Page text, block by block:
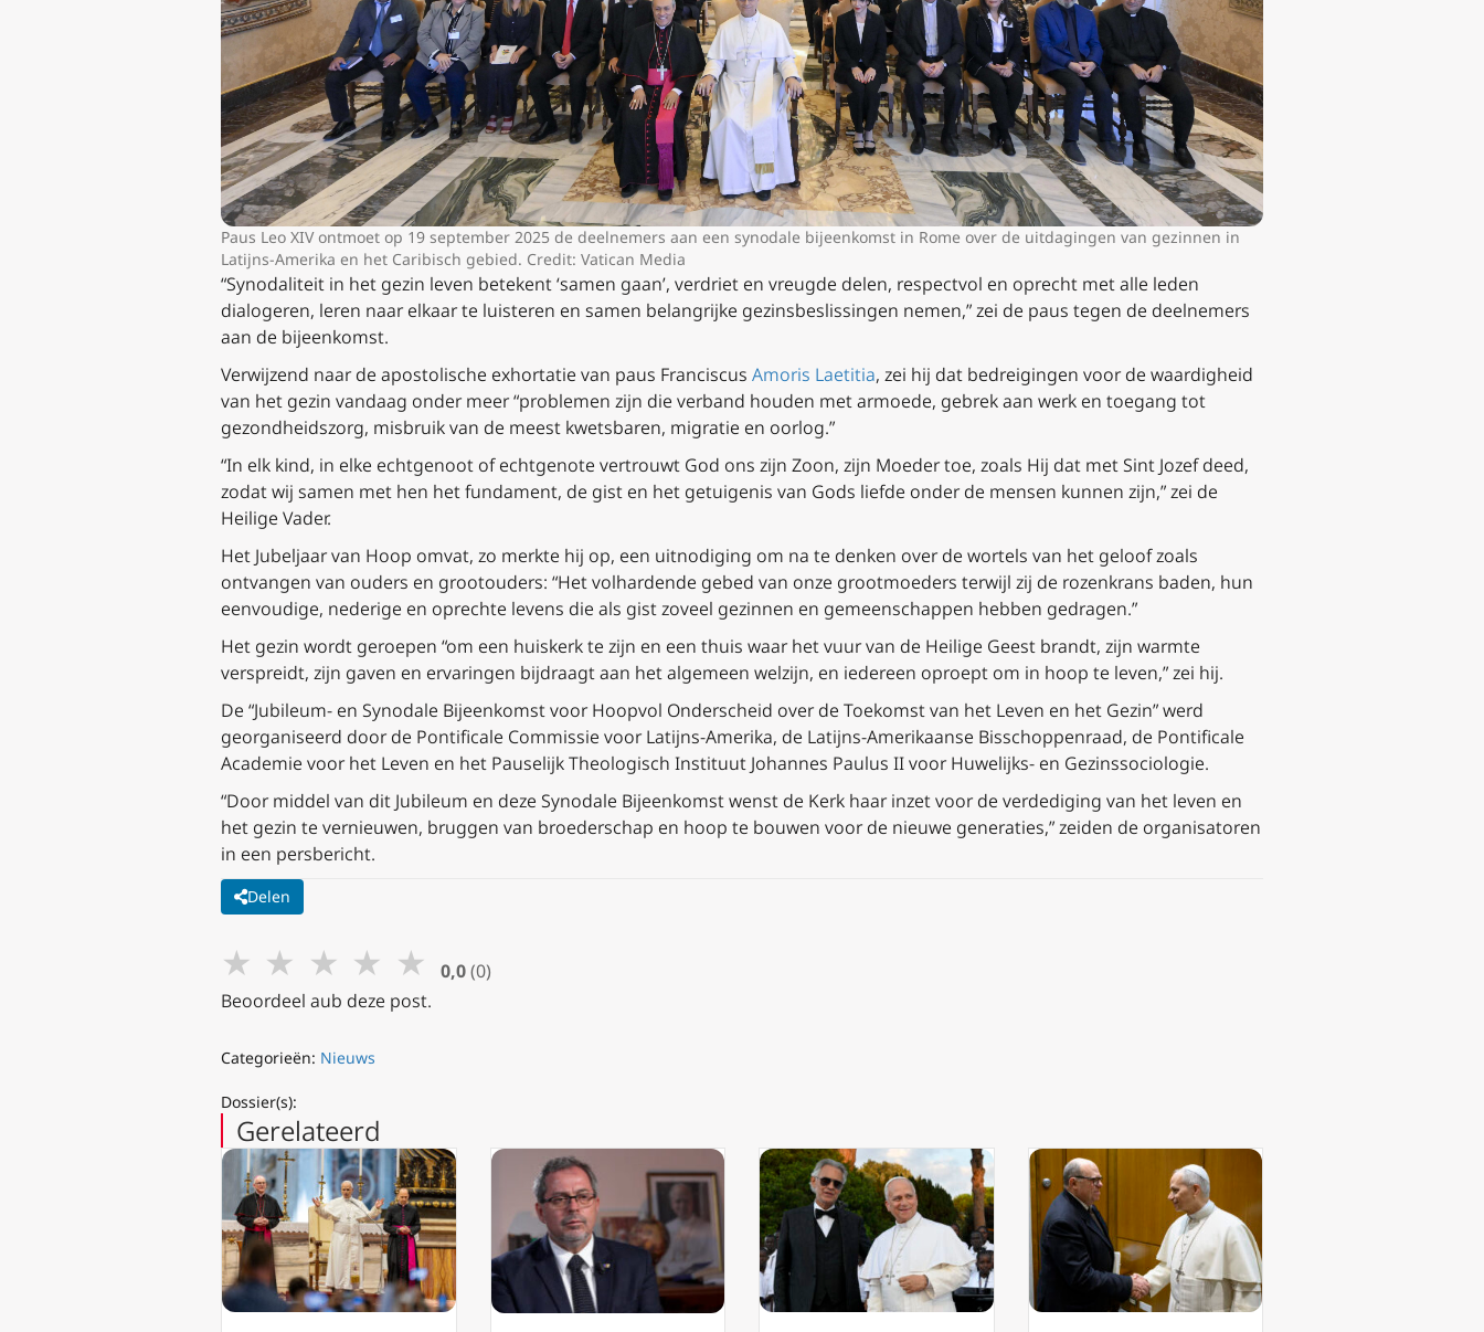
Paus Leo XIV ontmoet op 19 september 2025 de deelnemers aan een synodale bijeenkomst in Rome over de uitdagingen van gezinnen in
Latijns-Amerika en het Caribisch gebied. Credit: Vatican Media
“Synodaliteit in het gezin leven betekent ‘samen gaan’, verdriet en vreugde delen, respectvol en oprecht met alle leden
dialogeren, leren naar elkaar te luisteren en samen belangrijke gezinsbeslissingen nemen,” zei de paus tegen de deelnemers
aan de bijeenkomst.
Verwijzend naar de apostolische exhortatie van paus Franciscus Amoris Laetitia, zei hij dat bedreigingen voor de waardigheid
van het gezin vandaag onder meer “problemen zijn die verband houden met armoede, gebrek aan werk en toegang tot
gezondheidszorg, misbruik van de meest kwetsbaren, migratie en oorlog.”
“In elk kind, in elke echtgenoot of echtgenote vertrouwt God ons zijn Zoon, zijn Moeder toe, zoals Hij dat met Sint Jozef deed,
zodat wij samen met hen het fundament, de gist en het getuigenis van Gods liefde onder de mensen kunnen zijn,” zei de
Heilige Vader.
Het Jubeljaar van Hoop omvat, zo merkte hij op, een uitnodiging om na te denken over de wortels van het geloof zoals
ontvangen van ouders en grootouders: “Het volhardende gebed van onze grootmoeders terwijl zij de rozenkrans baden, hun
eenvoudige, nederige en oprechte levens die als gist zoveel gezinnen en gemeenschappen hebben gedragen.”
Het gezin wordt geroepen “om een huiskerk te zijn en een thuis waar het vuur van de Heilige Geest brandt, zijn warmte
verspreidt, zijn gaven en ervaringen bijdraagt aan het algemeen welzijn, en iedereen oproept om in hoop te leven,” zei hij.
De “Jubileum- en Synodale Bijeenkomst voor Hoopvol Onderscheid over de Toekomst van het Leven en het Gezin” werd
georganiseerd door de Pontificale Commissie voor Latijns-Amerika, de Latijns-Amerikaanse Bisschoppenraad, de Pontificale
Academie voor het Leven en het Pauselijk Theologisch Instituut Johannes Paulus II voor Huwelijks- en Gezinssociologie.
“Door middel van dit Jubileum en deze Synodale Bijeenkomst wenst de Kerk haar inzet voor de verdediging van het leven en
het gezin te vernieuwen, bruggen van broederschap en hoop te bouwen voor de nieuwe generaties,” zeiden de organisatoren
in een persbericht.
Delen
★ ★ ★ ★ ★ 0,0 (0)
Beoordeel aub deze post.
Categorieën: Nieuws
Dossier(s):
Gerelateerd